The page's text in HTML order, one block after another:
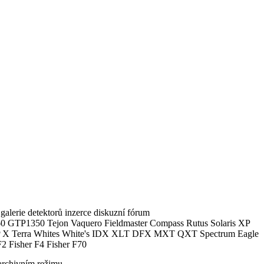
detektorů inzerce diskuzní fórum
Tejon Vaquero Fieldmaster Compass Rutus Solaris XP
Terra Whites White's IDX XLT DFX MXT QXT Spectrum Eagle
Fisher F4 Fisher F70